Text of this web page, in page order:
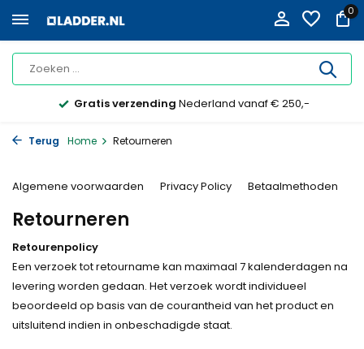
0
Gratis verzending Nederland vanaf € 250,-
Terug Home Retourneren
Algemene voorwaarden Privacy Policy Betaalmethoden
Retourneren
Retourenpolicy
Een verzoek tot retourname kan maximaal 7 kalenderdagen na
levering worden gedaan. Het verzoek wordt individueel
beoordeeld op basis van de courantheid van het product en
uitsluitend indien in onbeschadigde staat.